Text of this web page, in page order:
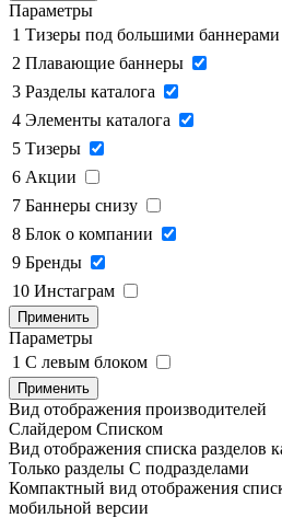
Параметры
1 Тизеры под большими баннерами
2 Плавающие баннеры
3 Разделы каталога
4 Элементы каталога
5 Тизеры
6 Акции
7 Баннеры снизу
8 Блок о компании
9 Бренды
10 Инстаграм
Применить
Параметры
1 C левым блоком
Применить
Вид отображения производителей
Слайдером Списком
Вид отображения списка разделов
Только разделы С подразделами
Компактный вид отображения
мобильной версии